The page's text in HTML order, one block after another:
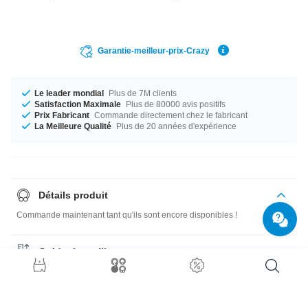
Garantie-meilleur-prix-Crazy
Le leader mondial Plus de 7M clients
Satisfaction Maximale Plus de 80000 avis positifs
Prix Fabricant Commande directement chez le fabricant
La Meilleure Qualité Plus de 20 années d'expérience
Détails produit
Commande maintenant tant qu'ils sont encore disponibles !
Guide des tailles